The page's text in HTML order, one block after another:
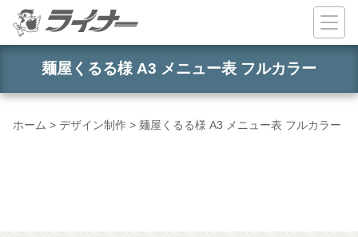
コンテンツへスキップ
麺屋くるる様 A3 メニュー表 フルカラー
ホーム > デザイン制作 > 麺屋くるる様 A3 メニュー表 フルカラー